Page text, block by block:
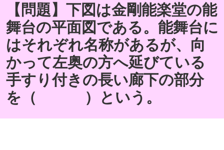
【問題】下図は金剛能楽堂の能
舞台の平面図である。能舞台に
はそれぞれ名称があるが、向
かって左奥の方へ延びている
手すり付きの長い廊下の部分
を（ ）という。